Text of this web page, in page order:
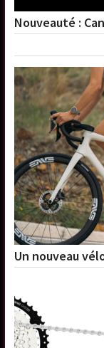
Nouveauté :
Un nouveau